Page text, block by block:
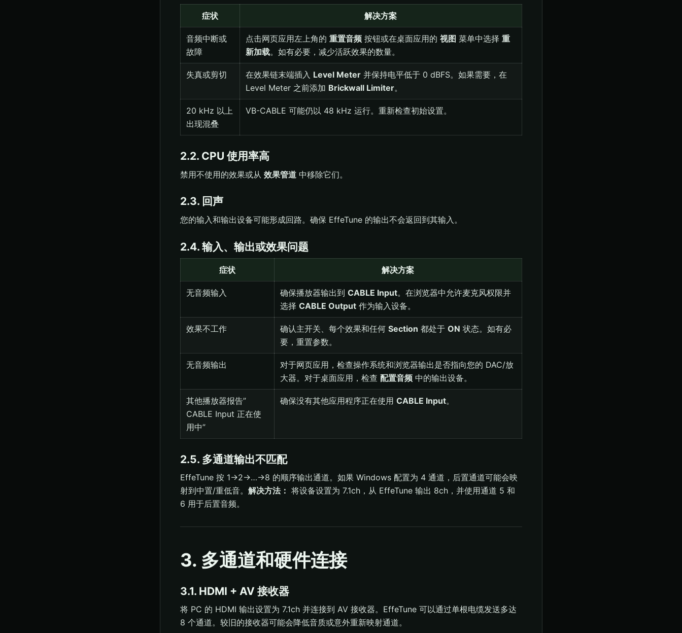
症状 解决方案
音频中断或
故障
点击网页应用左上角的重置音频 按钮或在桌面应用的视图 菜单中选择重
新加载。如有必要，减少活跃效果的数量。
失真或剪切 在效果链末端插入 Level Meter 并保持电平低于 0 dBFS。如果需要，在
Level Meter 之前添加 Brickwall Limiter。
20 kHz 以上
出现混叠
VB-CABLE 可能仍以 48 kHz 运行。重新检查初始设置。
2.2. CPU 使用率高
禁用不使用的效果或从 效果管道中移除它们。
2.3. 回声
您的输入和输出设备可能形成回路。确保 EffeTune 的输出不会返回到其输入。
2.4. 输入、输出或效果问题
症状 解决方案
无音频输入 确保播放器输出到CABLE Input。在浏览器中允许麦克风权限并
选择CABLE Output 作为输入设备。
效果不工作 确认主开关、每个效果和任何Section 都处于ON 状态。如有必
要，重置参数。
无音频输出
对于网页应用，检查操作系统和浏览器输出是否指向您的 DAC/放
大器。对于桌面应用，检查配置音频 中的输出设备。
其他播放器报告”
CABLE Input 正在使
用中”
确保没有其他应用程序正在使用CABLE Input。
2.5. 多通道输出不匹配
EffeTune 按 1→2→…→8 的顺序输出通道。如果 Windows 配置为 4 通道，后置通道可能会映
射到中置/重低音。 解决方法： 将设备设置为 7.1ch，从 EffeTune 输出 8ch，并使用通道 5 和
6 用于后置音频。
3. 多通道和硬件连接
3.1. HDMI + AV 接收器
将 PC 的 HDMI 输出设置为 7.1ch 并连接到 AV 接收器。EffeTune 可以通过单根电缆发送多达
8 个通道。较旧的接收器可能会降低音质或意外重新映射通道。